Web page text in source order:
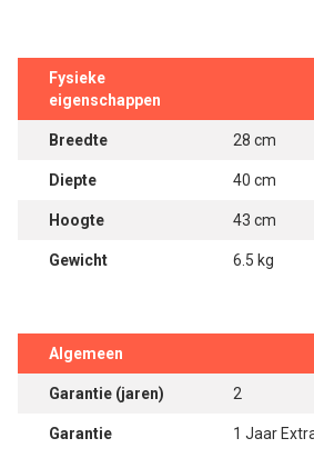
Fysieke
eigenschappen
Breedte 28 cm
Diepte 40 cm
Hoogte 43 cm
Gewicht 6.5 kg
Algemeen
Garantie (jaren) 2
Garantie 1 Jaar